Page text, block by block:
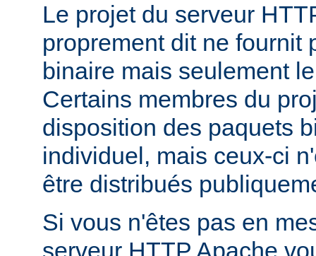
Le projet du serveur
proprement dit ne fournit
binaire mais seulement
Certains membres du
disposition des paquets
individuel, mais ceux-ci
être distribués
Si vous n'êtes pas en
serveur HTTP Apache